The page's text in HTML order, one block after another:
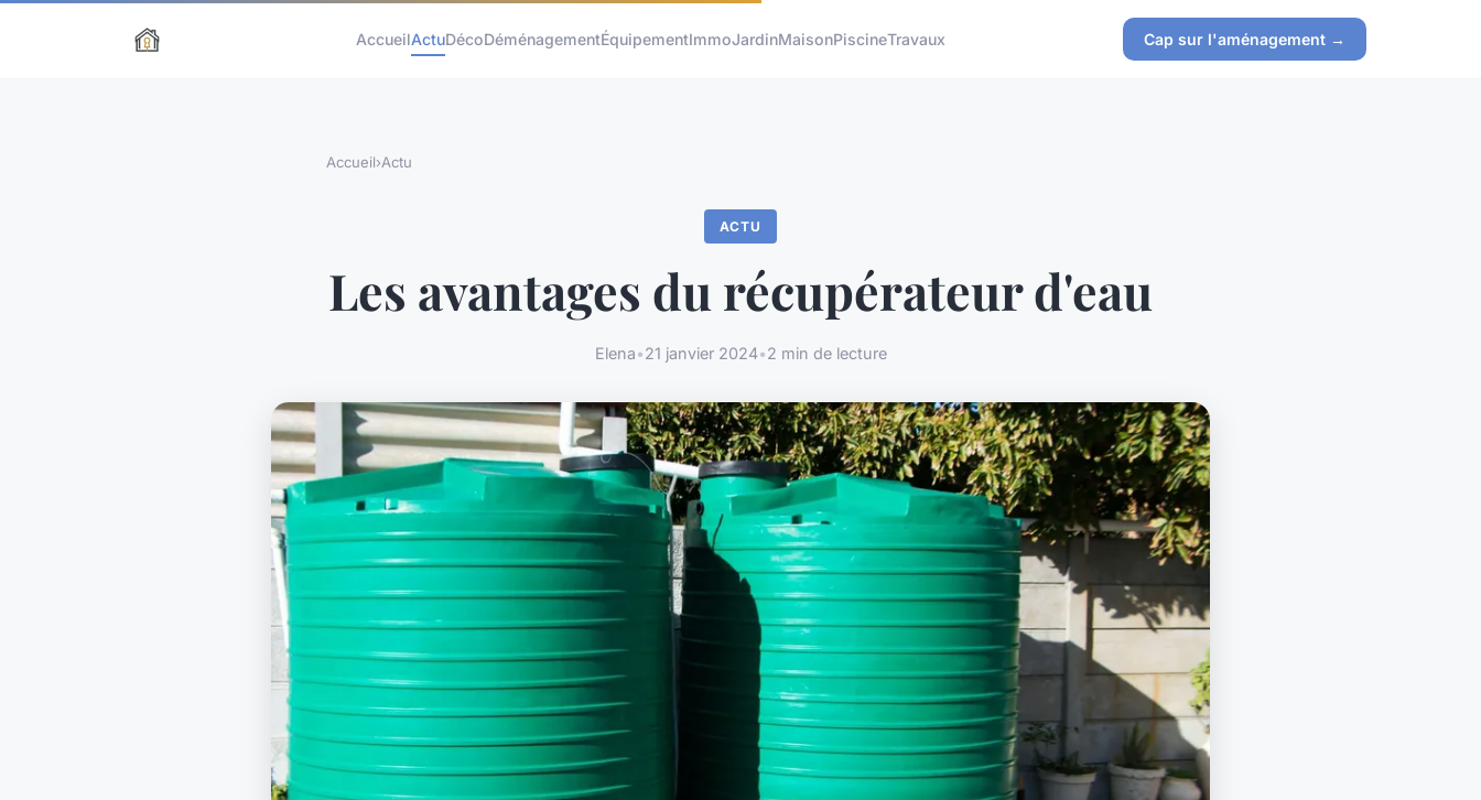
AccueilActuDécoDéménagementÉquipementImmoJardinMaisonPiscineTravaux Cap sur l'aménagement →
Accueil›Actu
ACTU
Les avantages du récupérateur d'eau
Elena•21 janvier 2024•2 min de lecture